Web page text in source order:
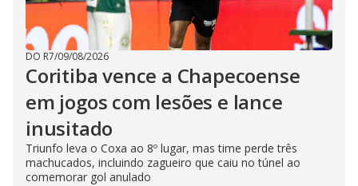
DO R7/09/08/2026
Coritiba vence a Chapecoense
em jogos com lesões e lance
inusitado
Triunfo leva o Coxa ao 8º lugar, mas time perde três
machucados, incluindo zagueiro que caiu no túnel ao
comemorar gol anulado